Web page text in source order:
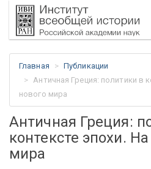
Главная
Публикации
Античная Греция: политики в
нового мира
Античная Греция:
контексте эпохи.
мира